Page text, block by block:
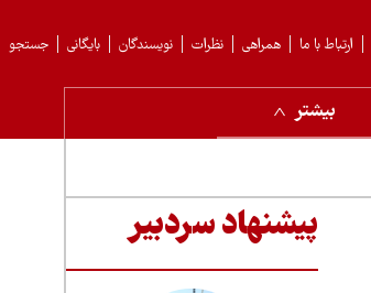
جستجو بایگانی نویسندگان نظرات همراهی ارتباط با ما
بیشتر
پیشنهاد سردبیر